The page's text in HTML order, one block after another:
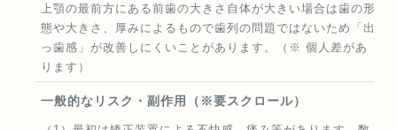
上顎の最前方にある前歯の大きさ自体が大きい場合は歯の形
態や大きさ、厚みによるもので歯列の問題ではないため「出
っ歯感」が改善しにくいことがあります。（※ 個人差があ
ります）
一般的なリスク・副作用（※要スクロール）